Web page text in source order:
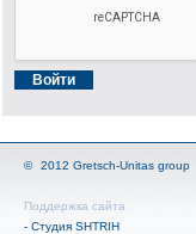
© 2012 Gretsch-Unitas group
Поддержка сайта
- Студия SHTRIH